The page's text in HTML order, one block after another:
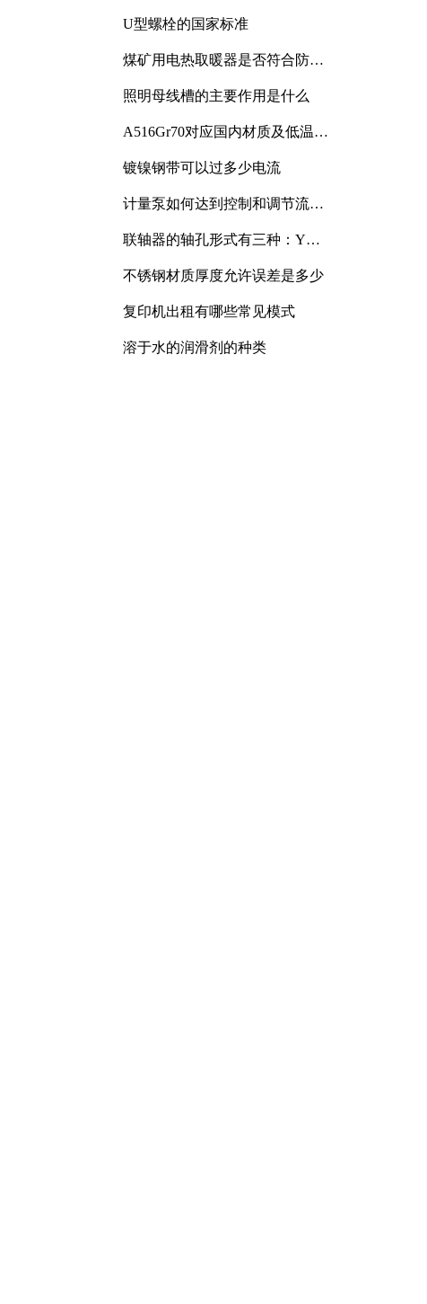
U型螺栓的国家标准
煤矿用电热取暖器是否符合防爆
照明母线槽的主要作用是什么
A516Gr70对应国内材质及低温冲
镀镍钢带可以过多少电流
计量泵如何达到控制和调节流量
联轴器的轴孔形式有三种：Y
不锈钢材质厚度允许误差是多少
复印机出租有哪些常见模式
溶于水的润滑剂的种类